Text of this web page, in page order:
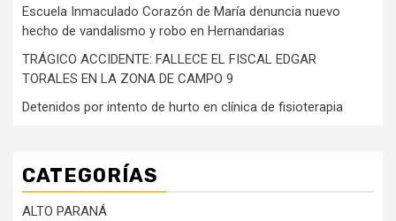
Escuela Inmaculado Corazón de María denuncia nuevo
hecho de vandalismo y robo en Hernandarias
TRÁGICO ACCIDENTE: FALLECE EL FISCAL EDGAR
TORALES EN LA ZONA DE CAMPO 9
Detenidos por intento de hurto en clínica de fisioterapia
CATEGORÍAS
ALTO PARANÁ